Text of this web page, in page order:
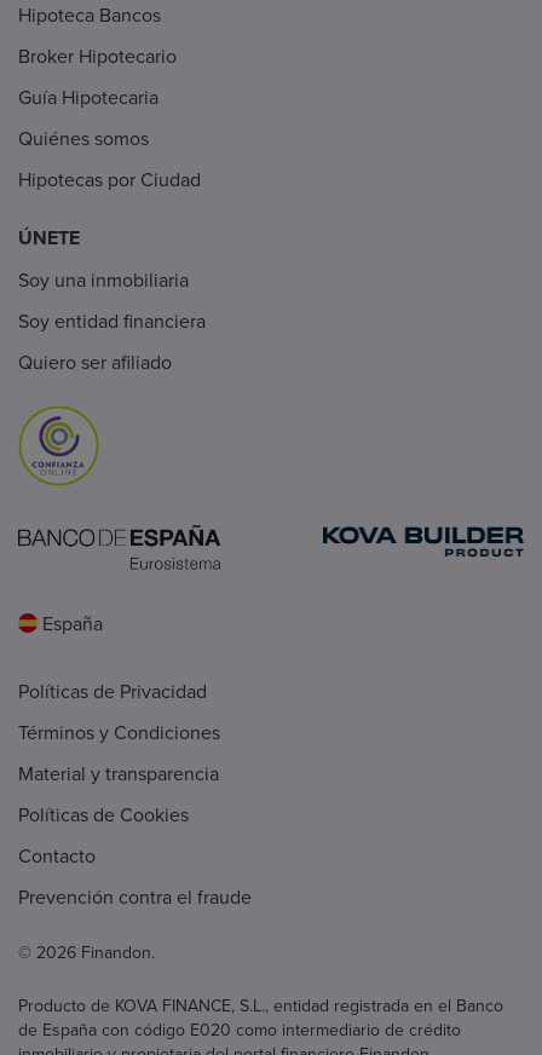
Hipoteca Bancos
Broker Hipotecario
Guía Hipotecaria
Quiénes somos
Hipotecas por Ciudad
ÚNETE
Soy una inmobiliaria
Soy entidad financiera
Quiero ser afiliado
España
Políticas de Privacidad
Términos y Condiciones
Material y transparencia
Políticas de Cookies
Contacto
Prevención contra el fraude
© 2026 Finandon.
Producto de KOVA FINANCE, S.L., entidad registrada en el Banco
de España con código E020 como intermediario de crédito